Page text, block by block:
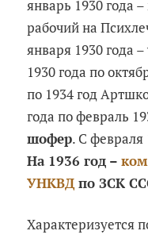
январь 1930 года
рабочий на
января 1930 года
1930 года по
по 1934 год
года по февраль
шофер. С февраля
На 1936 год –
УНКВДпо ЗСК
Характеризуется